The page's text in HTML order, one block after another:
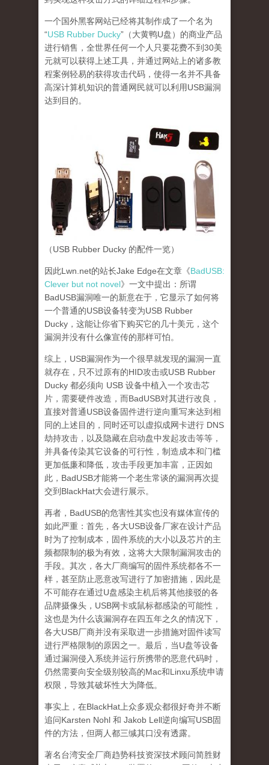
一个国外黑客网站已经将其制作成了一个名为
“USB Rubber Ducky”（大黄鸭U盘）的商业产品
进行销售，全世界任何一个人只要花费不到30美
元就可以获得上述工具，并通过网站上的诸多教
程案例轻易的获得攻击代码，使得一名并不具备
高深计算机知识的普通网民就可以利用USB漏洞
达到目的。
（USB Rubber Ducky 的配件一览）
因此Lwn.net的站长Jake Edge在文章《BadUSB:
Clever but not novel》一文中提出：所谓
BadUSB漏洞唯一的新意在于，它显示了如何将
一个普通的USB设备转变为USB Rubber
Ducky，这能让你省下购买它的几十美元，这个
漏洞并没有什么像宣传的那样可怕。
综上，USB漏洞作为一个很早就发现的漏洞一直
就存在，只不过原有的HID攻击或USB Rubber
Ducky 都必须向 USB 设备中植入一个攻击芯
片，需要硬件改造，而BadUSB对其进行改良，
直接对普通USB设备固件进行逆向重写来达到相
同的上述目的，同时还可以虚拟成网卡进行 DNS
劫持攻击，以及隐藏在启动盘中发起攻击等等，
并具备传染其它设备的可行性，制造成本和门槛
更加低廉和降低，攻击手段更加丰富，正因如
此，BadUSB才能将一个老生常谈的漏洞再次提
交到BlackHat大会进行展示。
再者，BadUSB的危害性其实也没有媒体宣传的
如此严重：首先，各大USB设备厂家在设计产品
时为了控制成本，固件系统的大小以及芯片的主
频都限制的极为有效，这将大大限制漏洞攻击的
手段。其次，各大厂商编写的固件系统都各不一
样，甚至防止恶意改写进行了加密措施，因此是
不可能存在通过U盘感染主机后将其他接驳的各
品牌摄像头，USB网卡或鼠标都感染的可能性，
这也是为什么该漏洞存在四五年之久的情况下，
各大USB厂商并没有采取进一步措施对固件读写
进行严格限制的原因之一。最后，当U盘等设备
通过漏洞侵入系统并运行所携带的恶意代码时，
仍然需要向安全级别较高的Mac和Linxu系统申请
权限，导致其破坏性大为降低。
事实上，在BlackHat上众多观众都很好奇并不断
追问Karsten Nohl 和 Jakob Lell逆向编写USB固
件的方法，但两人都三缄其口没有透露。
著名台湾安全厂商趋势科技资深技术顾问简胜财